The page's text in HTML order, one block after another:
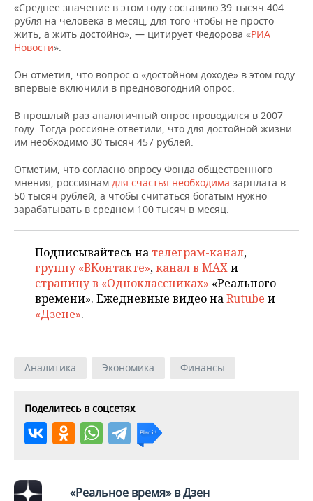
КОМУ ПРИНАДЛЕЖАТ
ТОРГОВЫЕ ЦЕНТРЫ
ТАТАРСТАНА
БЮДЖЕТ
АГРОПРОМ
МАШИНОСТРОЕНИЕ
НЕФТЕХИМИЯ
ОПК
ЭНЕРГЕТИКА
НОВОСТИ АВТО
БИЗНЕС
РОЗНИЧНАЯ ТОРГОВЛЯ
ТРАНСПОРТ
НОВОСТИ ТЕХНОЛОГИЙ
IT
ТЕЛЕКОММУНИКАЦИИ
МЕРОПРИЯТИЯ
НОВОСТИ МЕРОПРИЯТИЙ
БИЗНЕС-БРАНЧИ
ОТКРЫТАЯ ЛЕКЦИЯ
СПОРТ
ФУТБОЛ
БАСКЕТБОЛ
ВОЛЕЙБОЛ
КИБЕРСПОРТ
ХОККЕЙ С МЯЧОМ
НОВОСТИ ОБЩЕСТВА
ИНФРАСТРУКТУРА
ИСТОРИЯ
КУЛЬТУРА
ПРОИСШЕСТВИЯ
ФОТОГАЛЕРЕЯ
СПРАВОЧНИК
СПИСОК ПЕРСОН
СПИСОК КОМПАНИЙ
ПОЛНАЯ ВЕРСИЯ
«Среднее значение в этом году составило 39 тысяч 404
рубля на человека в месяц, для того чтобы не просто
жить, а жить достойно», — цитирует Федорова «РИА
Новости».
Он отметил, что вопрос о «достойном доходе» в этом году
впервые включили в предновогодний опрос.
В прошлый раз аналогичный опрос проводился в 2007
году. Тогда россияне ответили, что для достойной жизни
им необходимо 30 тысяч 457 рублей.
Отметим, что согласно опросу Фонда общественного
мнения, россиянам для счастья необходима зарплата в
50 тысяч рублей, а чтобы считаться богатым нужно
зарабатывать в среднем 100 тысяч в месяц.
Подписывайтесь на телеграм-канал,
группу «ВКонтакте»,канал в MAXи
страницу в «Одноклассниках» «Реального
времени». Ежедневные видео наRutube и
«Дзене».
Аналитика Экономика Финансы
Поделитесь в соцсетях
«Реальное время» в Дзен